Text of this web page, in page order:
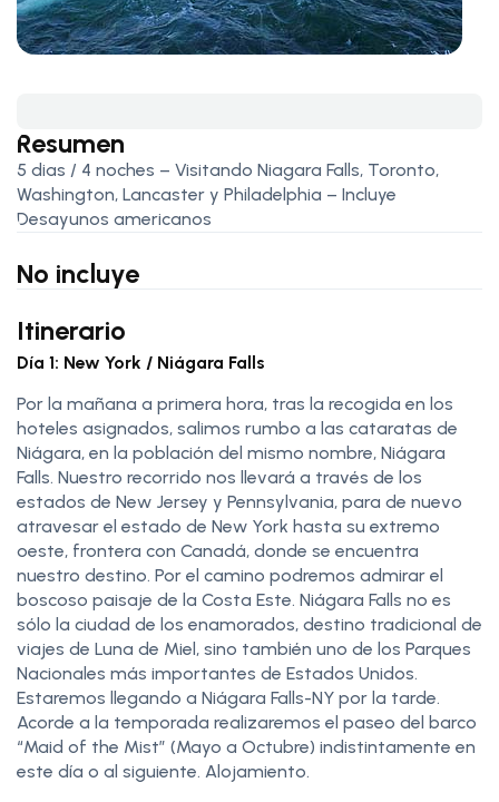
Resumen
5 dias / 4 noches – Visitando Niagara Falls, Toronto,
Washington, Lancaster y Philadelphia – Incluye
Desayunos americanos
No incluye
Itinerario
Día 1: New York / Niágara Falls
Por la mañana a primera hora, tras la recogida en los
hoteles asignados, salimos rumbo a las cataratas de
Niágara, en la población del mismo nombre, Niágara
Falls. Nuestro recorrido nos llevará a través de los
estados de New Jersey y Pennsylvania, para de nuevo
atravesar el estado de New York hasta su extremo
oeste, frontera con Canadá, donde se encuentra
nuestro destino. Por el camino podremos admirar el
boscoso paisaje de la Costa Este. Niágara Falls no es
sólo la ciudad de los enamorados, destino tradicional de
viajes de Luna de Miel, sino también uno de los Parques
Nacionales más importantes de Estados Unidos.
Estaremos llegando a Niágara Falls-NY por la tarde.
Acorde a la temporada realizaremos el paseo del barco
“Maid of the Mist” (Mayo a Octubre) indistintamente en
este día o al siguiente. Alojamiento.